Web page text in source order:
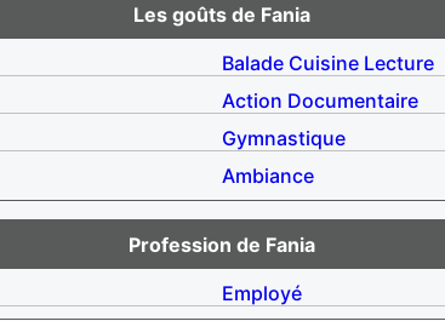
Les goûts de Fania
Balade Cuisine Lecture
Action Documentaire
Gymnastique
Ambiance
Profession de Fania
Employé